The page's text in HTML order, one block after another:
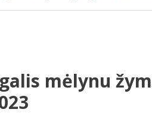
mėlynu